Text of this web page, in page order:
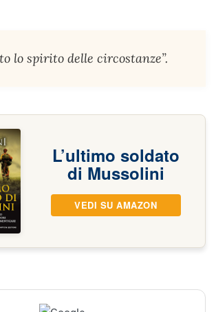
lo spirito delle circostanze”.
L’ultimo soldato
di Mussolini
VEDI SU AMAZON